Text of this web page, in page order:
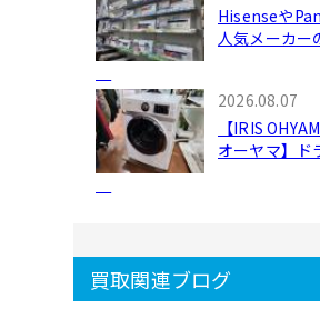
Hisenseや
人気メーカー
2026.08.07
【IRIS
オーヤマ】ド
買取関連ブログ